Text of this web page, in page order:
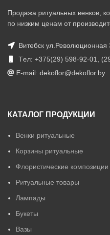
Продажа ритуальных венков,
по низким ценам от
Витебск ул.Революционная
Tел: +375(29) 598-92-01,
E-mail: dekoflor@dekoflor.by
КАТАЛОГ ПРОДУКЦИИ
Венки ритуальные
Корзины ритуальные
Флористические композиции
Ритуальные товары
Лампады
Букеты
Вазы